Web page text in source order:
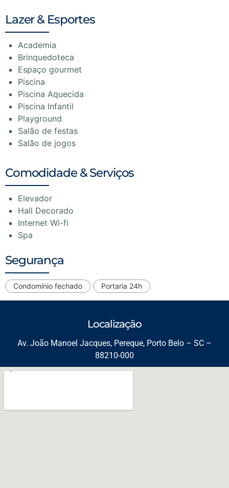
Lazer & Esportes
Academia
Brinquedoteca
Espaço gourmet
Piscina
Piscina Aquecida
Piscina Infantil
Playground
Salão de festas
Salão de jogos
Comodidade & Serviços
Elevador
Hall Decorado
Internet Wi-fi
Spa
Segurança
Condomínio fechado Portaria 24h
Localização
Av. João Manoel Jacques, Pereque, Porto Belo – SC –
88210-000